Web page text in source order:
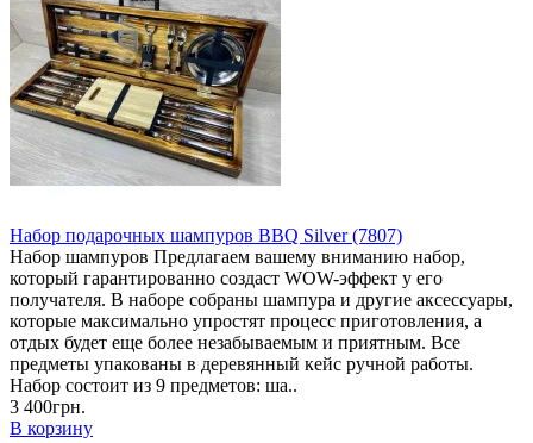
Набор подарочных шампуров BBQ Silver (7807)
Набор шампуров Предлагаем вашему вниманию набор,
который гарантированно создаст WOW-эффект у его
получателя. В наборе собраны шампура и другие аксессуары,
которые максимально упростят процесс приготовления, а
отдых будет еще более незабываемым и приятным. Все
предметы упакованы в деревянный кейс ручной работы.
Набор состоит из 9 предметов: ша..
3 400грн.
В корзину